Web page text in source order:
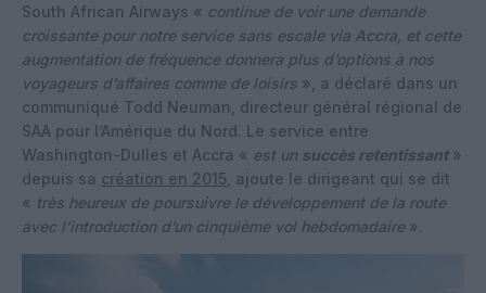
South African Airways « continue de voir une demande
croissante pour notre service sans escale via Accra, et cette
augmentation de fréquence donnera plus d’options à nos
voyageurs d’affaires comme de loisirs », a déclaré dans un
communiqué Todd Neuman, directeur général régional de
SAA pour l’Amérique du Nord. Le service entre
Washington-Dulles et Accra « est un succès retentissant»
depuis sa création en 2015 , ajoute le dirigeant qui se dit
« très heureux de poursuivre le développement de la route
avec l’introduction d’un cinquième vol hebdomadaire ».